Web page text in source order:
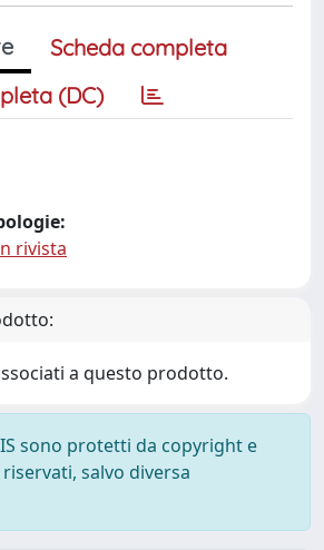
Scheda completa
(DC)
rivista
a questo prodotto.
sono protetti da copyright e
salvo diversa